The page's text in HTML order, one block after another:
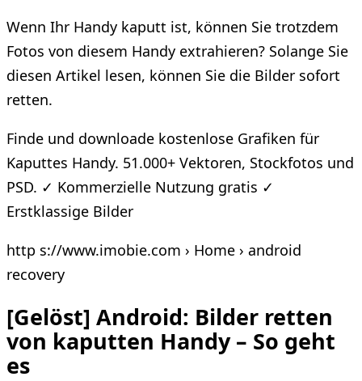
Wenn Ihr Handy kaputt ist, können Sie trotzdem
Fotos von diesem Handy extrahieren? Solange Sie
diesen Artikel lesen, können Sie die Bilder sofort
retten.
Finde und downloade kostenlose Grafiken für
Kaputtes Handy. 51.000+ Vektoren, Stockfotos und
PSD. ✓ Kommerzielle Nutzung gratis ✓
Erstklassige Bilder
http s://www.imobie.com › Home › android
recovery
[Gelöst] Android: Bilder retten
von kaputten Handy – So geht
es